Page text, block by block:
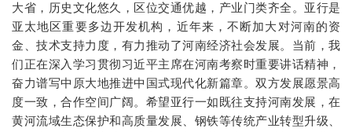
大省，历史文化悠久，区位交通优越，产业门类齐全。亚行是
亚太地区重要多边开发机构，近年来，不断加大对河南的资
金、技术支持力度，有力推动了河南经济社会发展。当前，我
们正在深入学习贯彻习近平主席在河南考察时重要讲话精神，
奋力谱写中原大地推进中国式现代化新篇章。双方发展愿景高
度一致，合作空间广阔。希望亚行一如既往支持河南发展，在
黄河流域生态保护和高质量发展、钢铁等传统产业转型升级、